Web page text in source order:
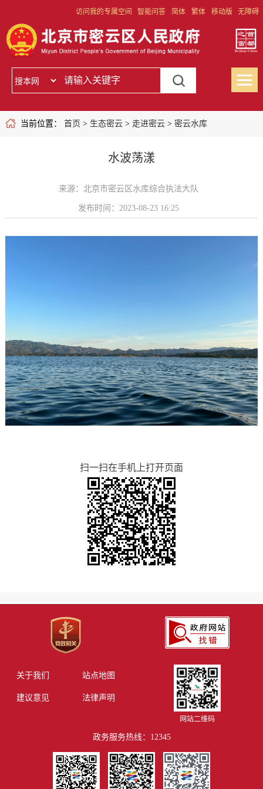
访问我的专属空间 智能问答 简体 繁体 移动版 无障碍
当前位置： 首页 > 生态密云> 走进密云> 密云水库
水波荡漾
来源：北京市密云区水库综合执法大队
发布时间：2023-08-23 16:25
扫一扫在手机上打开页面
关于我们 站点地图
建议意见 法律声明
网站二维码
政务服务热线：12345